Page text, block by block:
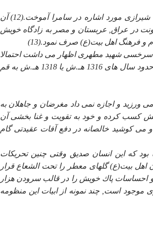
مرحوم شيخ محمد حسين مطهرى رسائل و مكاسب را نزد آيه الله ميرزا على آقاى شيرازى مورد اشاره در سامرا آموخت.(12) آن
در عراق, عربستان و مصر به زادگاه خويش
و فرهنگ اهل بيت(ع) صرف نمود.(13)
سرخسى شهيد مطهرى اظهار مى داشت احتمالا
اين دوست وى پدر من است و آقانجفى مزبور با آن مقام علمى و اعتبار اجتماعى در حدود سال هاى 1316 هـ.ش يا 1318 هـ.ش به قم
و اجازه نمى داد مغرضان و جاهلان به
كسب كرده و خود به تقويت و غنا بخشى آن
مى كوشيد خالصانه در دفع آفات عقيدتى گام
كه اين انسان صديق وقتى چنين تحريكات
بيت(ع) گلهاى معطر را تحت الشعاع قرار
و احساسات پاك خويش را در قالب سرودن هزار
موجود است, چند نمونه از ابيات اين منظومه